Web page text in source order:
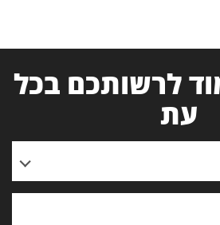
לרשותכם בכל
עת